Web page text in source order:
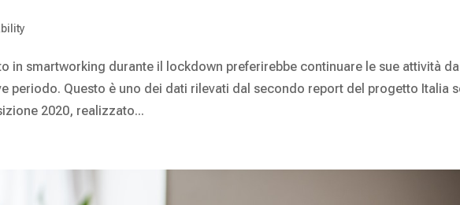
in smartworking durante il lockdown preferirebbe continuare le sue attività da
periodo. Questo è uno dei dati rilevati dal secondo report del progetto Italia
2020, realizzato...